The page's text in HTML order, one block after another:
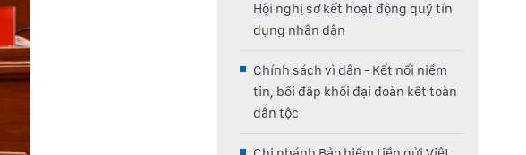
Hội nghị sơ kết hoạt động quỹ tín
dụng nhân dân
Chính sách vì dân - Kết nối niềm
tin, bồi đắp khối đại đoàn kết toàn
dân tộc